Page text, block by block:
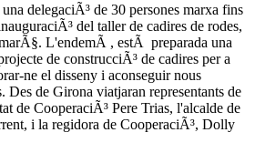
delegaciÃ³ de 30 persones marxa fins
del taller de cadires de rodes,
L'endemÃ , estÃ preparada una
de construcciÃ³ de cadires per a
ne el disseny i aconseguir nous
Des de Girona viatjaran representants de
de CooperaciÃ³ Pere Trias, l'alcalde de
i la regidora de CooperaciÃ³, Dolly